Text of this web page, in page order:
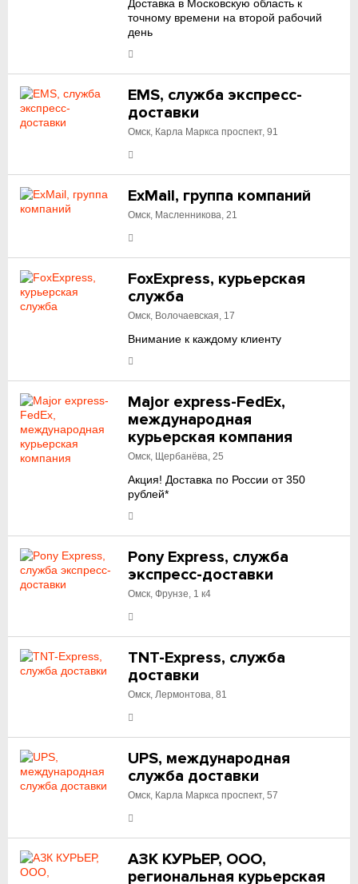
Доставка в Московскую область к
точному времени на второй рабочий
день
EMS, служба экспресс-
доставки
Омск, Карла Маркса проспект, 91
ExMail, группа компаний
Омск, Масленникова, 21
FoxExpress, курьерская
служба
Омск, Волочаевская, 17
Внимание к каждому клиенту
Major express-FedEx,
международная
курьерская компания
Омск, Щербанёва, 25
Акция! Доставка по России от 350
рублей*
Pony Express, служба
экспресс-доставки
Омск, Фрунзе, 1 к4
TNT-Express, служба
доставки
Омск, Лермонтова, 81
UPS, международная
служба доставки
Омск, Карла Маркса проспект, 57
АЗК КУРЬЕР, ООО,
региональная курьерская